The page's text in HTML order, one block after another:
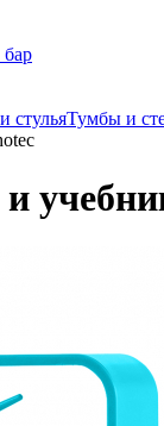
стульяТумбы и